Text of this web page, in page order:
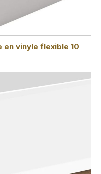
en vinyle flexible 10